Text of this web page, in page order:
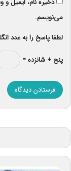
می‌نویسم.
لطفا پاسخ را به عدد
پنج + شانزده =